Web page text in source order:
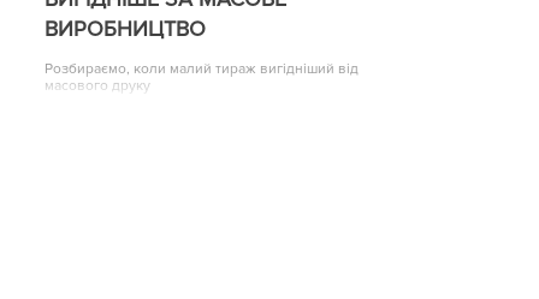
ВИРОБНИЦТВО
Розбираємо, коли малий тираж вигідніший від
масового друку